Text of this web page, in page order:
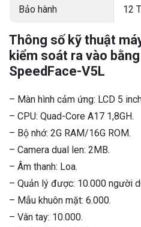
Bảo hành 12
Thông số kỹ thuật
kiểm soát ra vào
SpeedFace-V5L
– Màn hình cảm ứng: LCD 5
– CPU: Quad-Core A17 1,8GH.
– Bộ nhớ: 2G RAM/16G ROM.
– Camera dual len: 2MB.
– Âm thanh: Loa.
– Quản lý được: 10.000 người
– Mẫu khuôn mặt: 6.000.
– Vân tay: 10.000.